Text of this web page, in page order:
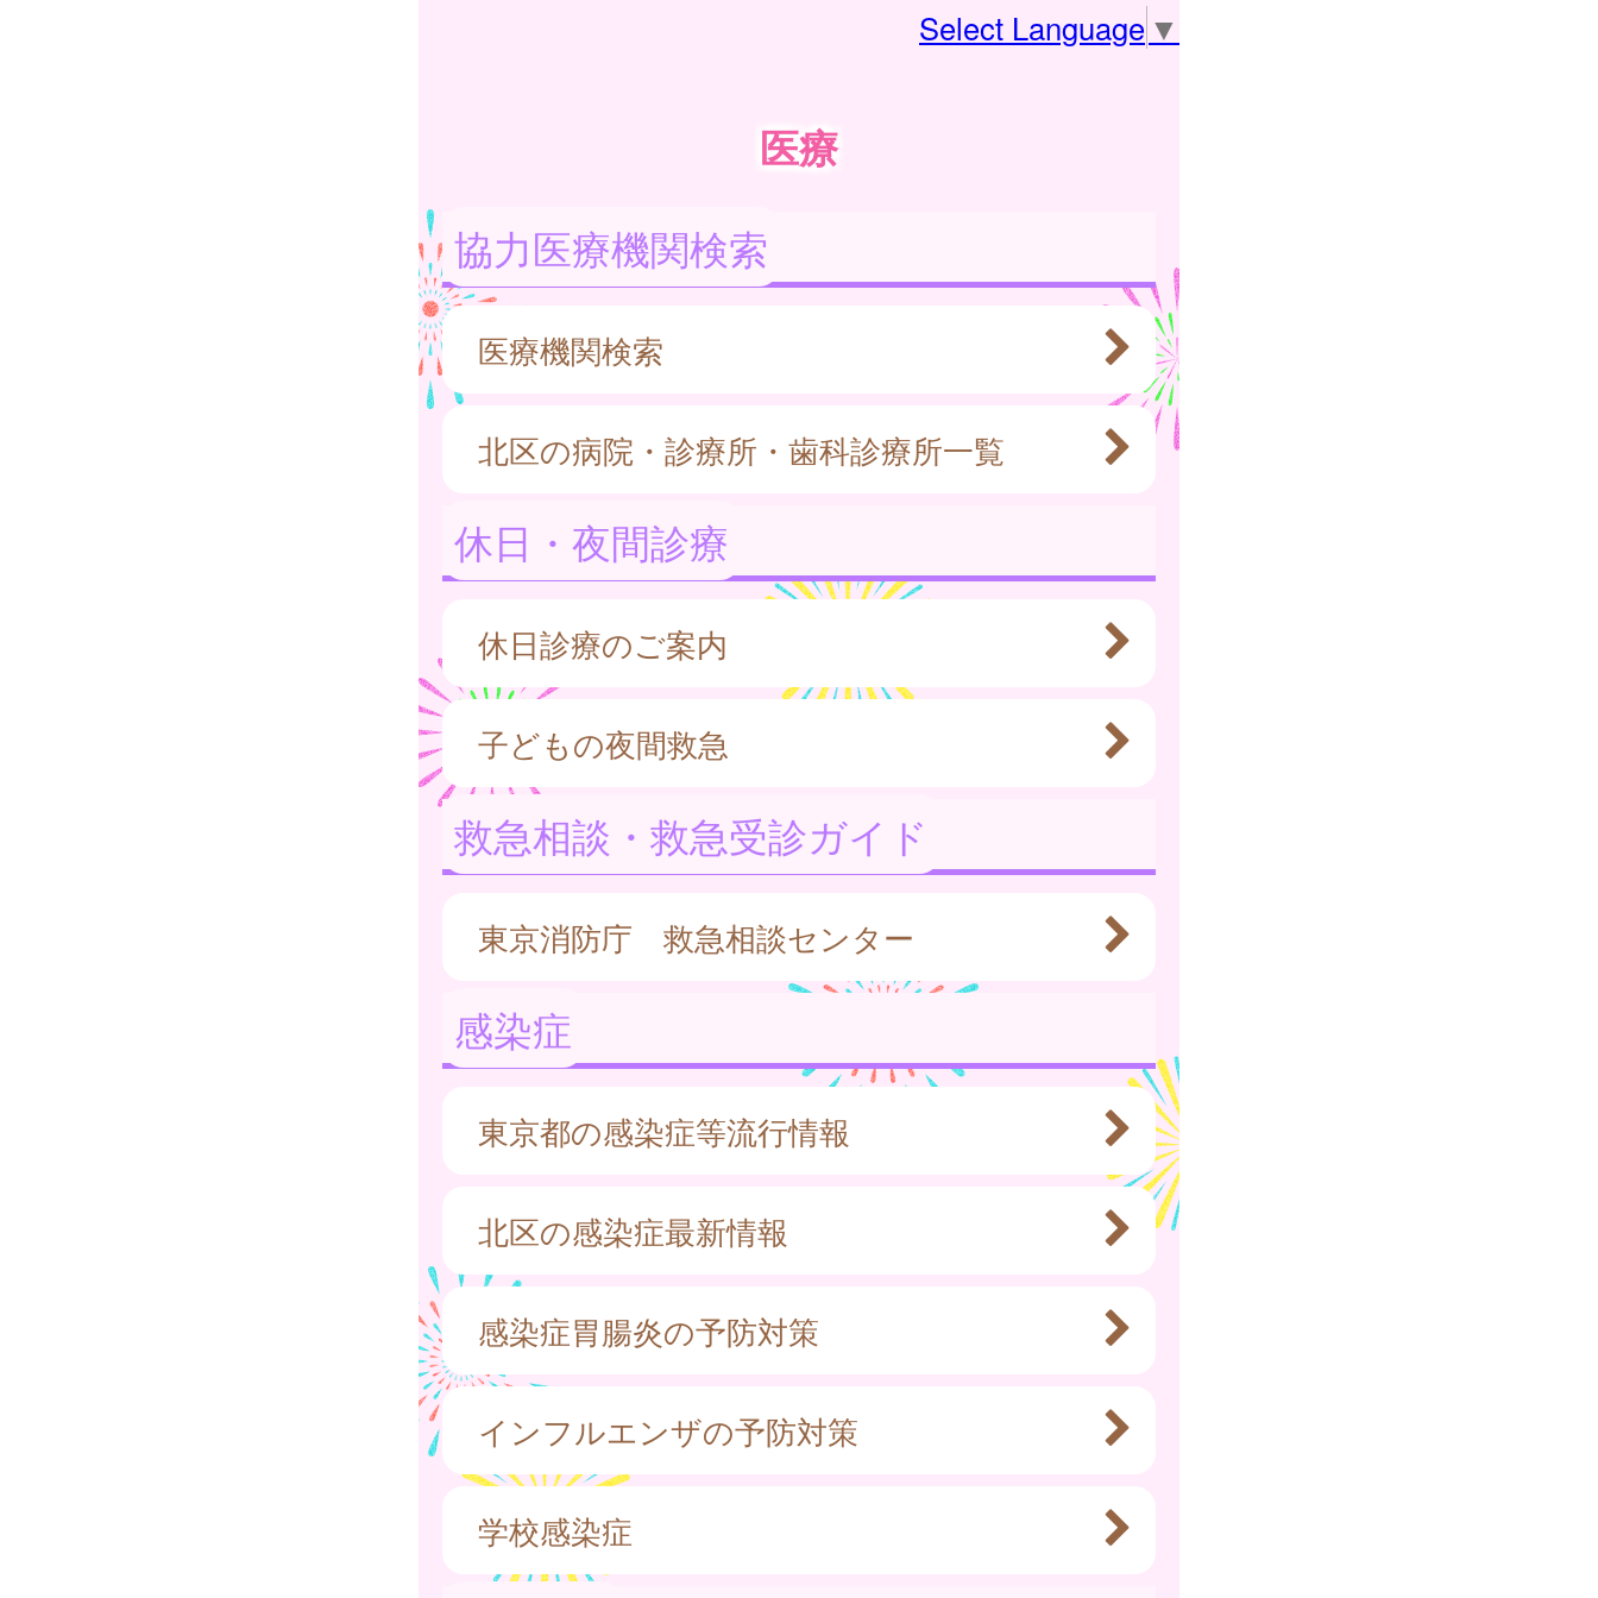
Select Language ▼
医療
協力医療機関検索
医療機関検索
北区の病院・診療所・歯科診療所一覧
休日・夜間診療
休日診療のご案内
子どもの夜間救急
救急相談・救急受診ガイド
東京消防庁 救急相談センター
感染症
東京都の感染症等流行情報
北区の感染症最新情報
感染症胃腸炎の予防対策
インフルエンザの予防対策
学校感染症